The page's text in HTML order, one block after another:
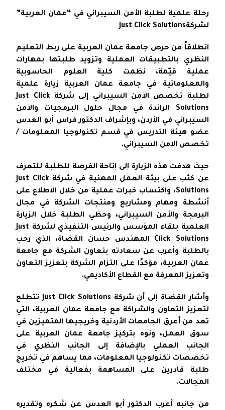
رحلة علمية لطلبة الأمن السيبراني في “عمان العربية”
لشركةJust Click Solutions
انطلاقاً من حرص جامعة عمان العربية على ربط التعليم
النظري بالتطبيقات العملية وتزويد طلبتها بمهارات
عملية قيّمة، نظمت كلية العلوم الحاسوبية
والمعلوماتية في جامعة عمان العربية زيارة علمية
لطلبة تخصص الأمن السيبراني إلى شركة Just Click
Solutions الرائدة في مجال حلول البرمجيات والأمن
السيبراني في الأردن، وبإشراف الدكتور فراس أبو العدس
عضو هيئة التدريس في قسم تكنولوجيا المعلومات /
تخصص الامن السيبراني.
حيث هدفت هذه الزيارة إلى إتاحة الفرصة للطلبة للتعرف
عن كثب على بيئة العمل المهنية في شركة Just Click
Solutions، واكتساب خبرات عملية من خلال الاطلاع على
أنشطة ومهام ومشاريع ومنتجات الشركة في مجال
البرمجة والأمن السيبراني، وحظي الطلبة خلال الزيارة
العلمية بلقاء المؤسس والرئيس التنفيذي لشركة Just
Click Solutions المهندس حسان القضاة، الذي رحب
بالطلبة وأعرب عن سعادته بتعاون الشركة مع جامعة
عمان العربية، مؤكدًا على التزام الشركة بتعزيز التعاون
وتعزيز المعرفة مع القطاع الأكاديمي.
وأشار القضاة إلى أن شركة Just Click Solutions تتطلع
لتعزيز التعاون والشراكة مع جامعة عمان العربية، التي
تعد من أعرق الجامعات الأردنية وخريجيها المتميزين في
سوق العمل، ونوه بتركيز جامعة عمان العربية على
الجانب العملي بالإضافة إلى الجانب النظري في
تخصصات تكنولوجيا المعلومات، مما يساهم في تخريج
طلبة قادرين على المساهمة بفعالية في مختلف
المجالات.
من جانبه أعرب الدكتور أبو العدس عن شكره وتقديره